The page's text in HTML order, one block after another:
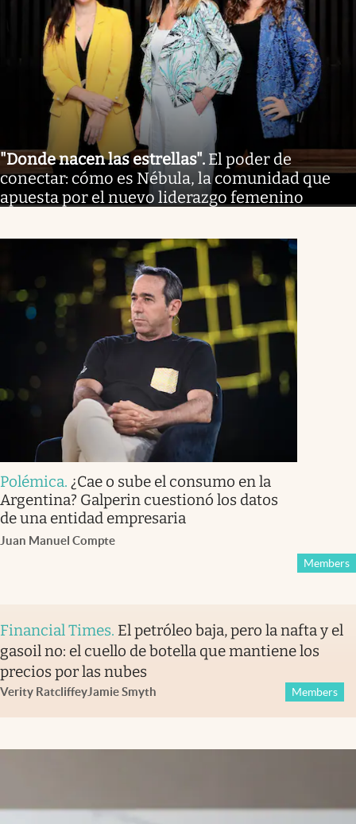
"Donde nacen las estrellas". El poder de
conectar: cómo es Nébula, la comunidad que
apuesta por el nuevo liderazgo femenino
Polémica. ¿Cae o sube el consumo en la
Argentina? Galperin cuestionó los datos
de una entidad empresaria
Juan Manuel Compte
Members
Financial Times. El petróleo baja, pero la nafta y el
gasoil no: el cuello de botella que mantiene los
precios por las nubes
Verity RatcliffeyJamie Smyth Members